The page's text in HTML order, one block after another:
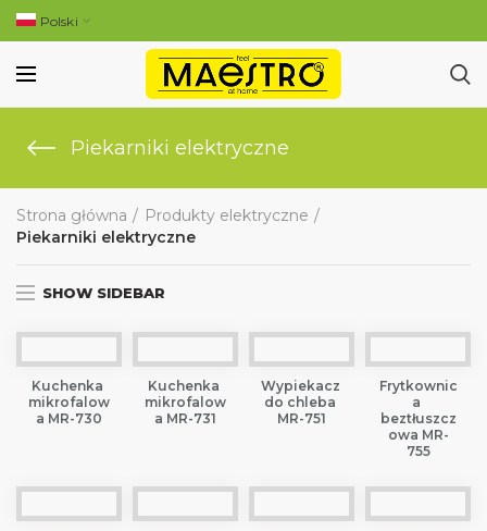
Polski
Piekarniki elektryczne
Strona główna
Produkty elektryczne
Piekarniki elektryczne
SHOW SIDEBAR
Kuchenka
mikrofalow
a MR-730
Kuchenka
mikrofalow
a MR-731
Wypiekacz
do chleba
MR-751
Frytkownic
a
beztłuszcz
owa MR-
755